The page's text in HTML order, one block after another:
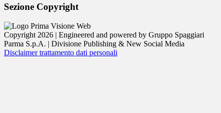
Sezione Copyright
Copyright 2026 | Engineered and powered by Gruppo Spaggiari
Parma S.p.A. | Divisione Publishing & New Social Media
Disclaimer trattamento dati personali